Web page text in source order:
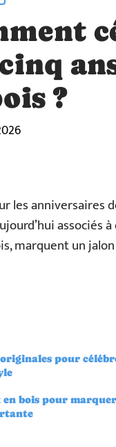
?
les anniversaires
associés à
marquent un
pour
en bois pour marquer